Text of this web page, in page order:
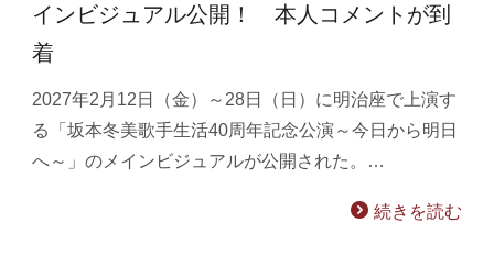
インビジュアル公開！ 本人コメントが到
着
2027年2月12日（金）～28日（日）に明治座で上演す
る「坂本冬美歌手生活40周年記念公演～今日から明日
へ～」のメインビジュアルが公開された。…
続きを読む